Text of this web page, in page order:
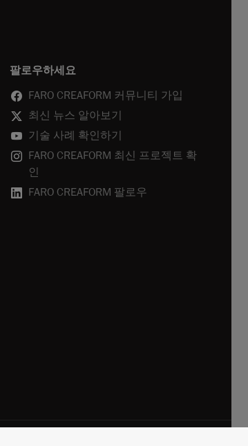
팔로우하세요
FARO CREAFORM 커뮤니티 가입
최신 뉴스 알아보기
기술 사례 확인하기
FARO CREAFORM 최신 프로젝트 확
인
FARO CREAFORM 팔로우